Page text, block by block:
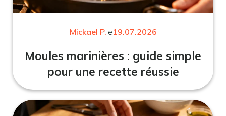
Mickael P.le19.07.2026
Moules marinières : guide simple
pour une recette réussie